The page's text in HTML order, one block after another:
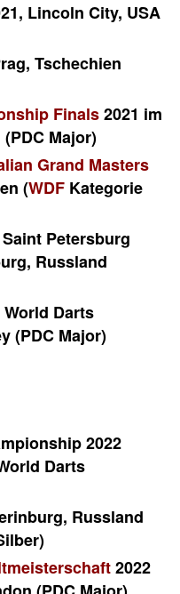
Lincoln City, USA
Tschechien
Finals2021 im
Major)
Grand Masters
(WDF Kategorie
Petersburg
Russland
World Darts
(PDC Major)
2022
Darts
Russland
2022